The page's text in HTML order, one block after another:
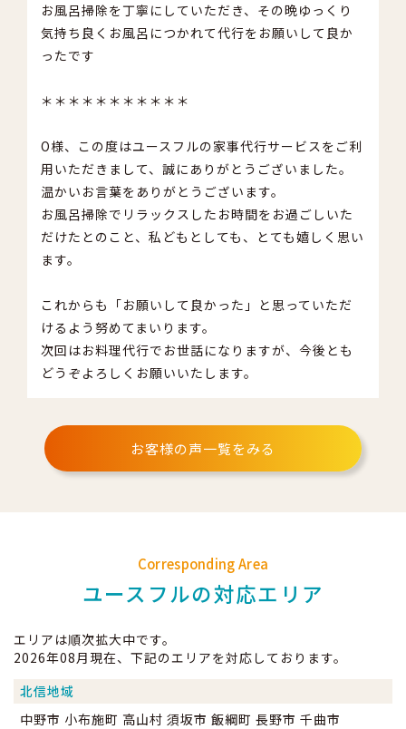
お風呂掃除を丁寧にしていただき、その晩ゆっくり
気持ち良くお風呂につかれて代行をお願いして良か
ったです
＊＊＊＊＊＊＊＊＊＊＊
O様、この度はユースフルの家事代行サービスをご利
用いただきまして、誠にありがとうございました。
温かいお言葉をありがとうございます。
お風呂掃除でリラックスしたお時間をお過ごしいた
だけたとのこと、私どもとしても、とても嬉しく思い
ます。
これからも「お願いして良かった」と思っていただ
けるよう努めてまいります。
次回はお料理代行でお世話になりますが、今後とも
どうぞよろしくお願いいたします。
お客様の声一覧をみる
Corresponding Area
ユースフルの対応エリア
エリアは順次拡大中です。
2026年08月現在、下記のエリアを対応しております。
北信地域
中野市 小布施町 高山村 須坂市 飯綱町 長野市 千曲市